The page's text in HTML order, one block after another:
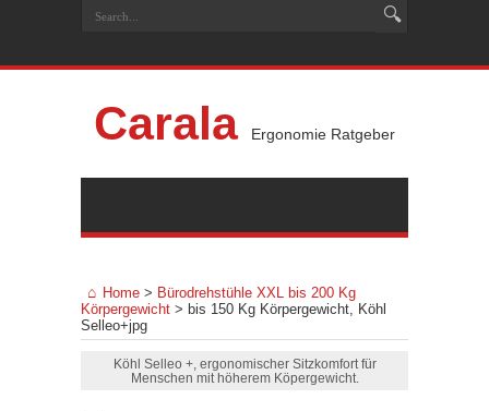
Carala Ergonomie Ratgeber
Home > Bürodrehstühle XXL bis 200 Kg
Körpergewicht > bis 150 Kg Körpergewicht, Köhl
Selleo+jpg
Köhl Selleo +, ergonomischer Sitzkomfort für
Menschen mit höherem Köpergewicht.